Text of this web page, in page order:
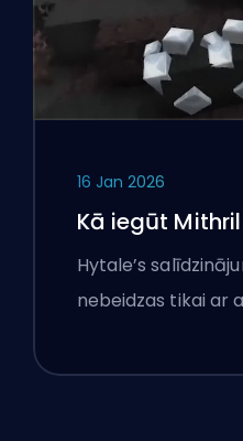
16 Jan 2026
Kā iegūt
Hytale’s
nebeidzas tikai ar